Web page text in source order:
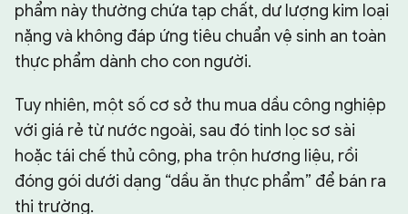
phẩm này thường chứa tạp chất, dư lượng kim loại
nặng và không đáp ứng tiêu chuẩn vệ sinh an toàn
thực phẩm dành cho con người.
Tuy nhiên, một số cơ sở thu mua dầu công nghiệp
với giá rẻ từ nước ngoài, sau đó tinh lọc sơ sài
hoặc tái chế thủ công, pha trộn hương liệu, rồi
đóng gói dưới dạng “dầu ăn thực phẩm” để bán ra
thị trường.